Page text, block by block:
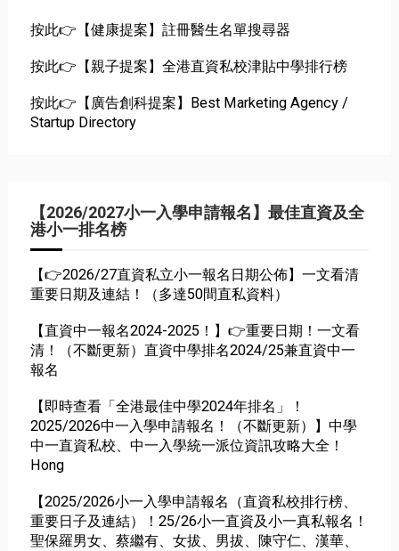
按此👉【健康提案】註冊醫生名單搜尋器
按此👉【親子提案】全港直資私校津貼中學排行榜
按此👉【廣告創科提案】Best Marketing Agency /
Startup Directory
【2026/2027小一入學申請報名】最佳直資及全
港小一排名榜
【👉2026/27直資私立小一報名日期公佈】一文看清
重要日期及連結！（多達50間直私資料）
【直資中一報名2024-2025！】👉重要日期！一文看
清！（不斷更新）直資中學排名2024/25兼直資中一
報名
【即時查看「全港最佳中學2024年排名」！
2025/2026中一入學申請報名！（不斷更新）】中學
中一直資私校、中一入學統一派位資訊攻略大全！
Hong
【2025/2026小一入學申請報名（直資私校排行榜、
重要日子及連結）！25/26小一直資及小一真私報名！
聖保羅男女、蔡繼有、女拔、男拔、陳守仁、漢華、